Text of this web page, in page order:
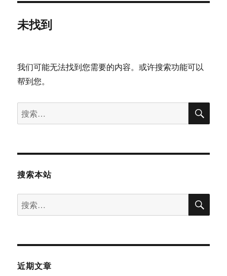
未找到
我们可能无法找到您需要的内容。或许搜索功能可以
帮到您。
搜
索：
搜
搜索本站
搜
索：
搜
近期文章